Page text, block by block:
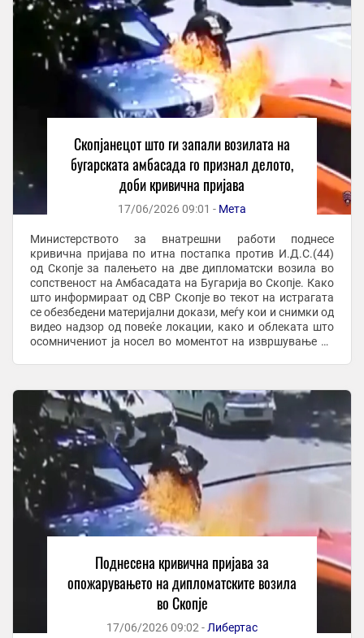
Скопјанецот што ги запали возилата на
бугарската амбасада го признал делото,
доби кривична пријава
17/06/2026 09:01 - Мета
Министерството за внатрешни работи поднесе
кривична пријава по итна постапка против И.Д.С.(44)
од Скопје за палењето на две дипломатски возила во
сопственост на Амбасадата на Бугарија во Скопје. Како
што информираат од СВР Скопје во текот на истрагата
се обезбедени материјални докази, меѓу кои и снимки од
видео надзор од повеќе локации, како и облеката што
осомничениот ја носел во моментот на извршување на
Поднесена кривична пријава за
опожарувањето на дипломатските возила
во Скопје
17/06/2026 09:02 - Либертас